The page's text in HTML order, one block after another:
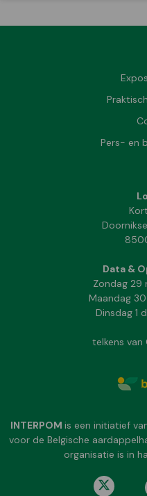
Pers- en
Data &
Zondag 29
Maandag
Dinsdag 1
telkens
INTERPOM is een initiatief
voor de Belgische
organisatie is in